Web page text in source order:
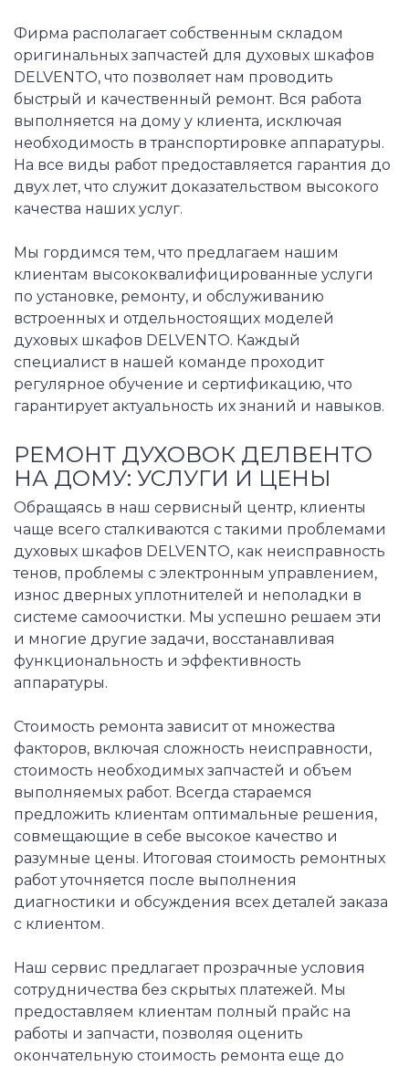
Фирма располагает собственным складом
оригинальных запчастей для духовых шкафов
DELVENTO, что позволяет нам проводить
быстрый и качественный ремонт. Вся работа
выполняется на дому у клиента, исключая
необходимость в транспортировке аппаратуры.
На все виды работ предоставляется гарантия до
двух лет, что служит доказательством высокого
качества наших услуг.
Мы гордимся тем, что предлагаем нашим
клиентам высококвалифицированные услуги
по установке, ремонту, и обслуживанию
встроенных и отдельностоящих моделей
духовых шкафов DELVENTO. Каждый
специалист в нашей команде проходит
регулярное обучение и сертификацию, что
гарантирует актуальность их знаний и навыков.
РЕМОНТ ДУХОВОК ДЕЛВЕНТО
НА ДОМУ: УСЛУГИ И ЦЕНЫ
Обращаясь в наш сервисный центр, клиенты
чаще всего сталкиваются с такими проблемами
духовых шкафов DELVENTO, как неисправность
тенов, проблемы с электронным управлением,
износ дверных уплотнителей и неполадки в
системе самоочистки. Мы успешно решаем эти
и многие другие задачи, восстанавливая
функциональность и эффективность
аппаратуры.
Стоимость ремонта зависит от множества
факторов, включая сложность неисправности,
стоимость необходимых запчастей и объем
выполняемых работ. Всегда стараемся
предложить клиентам оптимальные решения,
совмещающие в себе высокое качество и
разумные цены. Итоговая стоимость ремонтных
работ уточняется после выполнения
диагностики и обсуждения всех деталей заказа
с клиентом.
Наш сервис предлагает прозрачные условия
сотрудничества без скрытых платежей. Мы
предоставляем клиентам полный прайс на
работы и запчасти, позволяя оценить
окончательную стоимость ремонта еще до